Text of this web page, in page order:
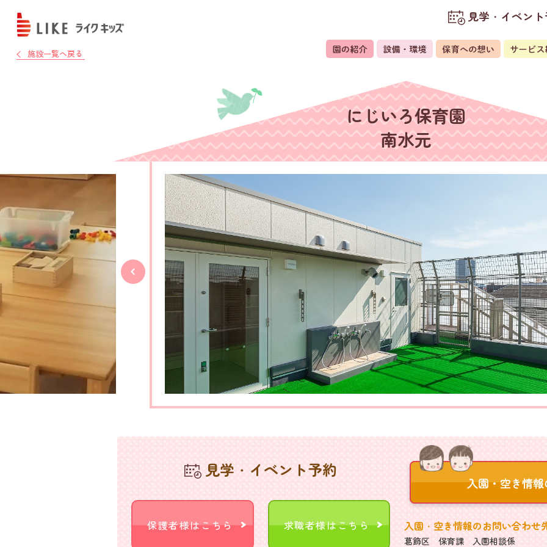
施設一覧へ戻る
見学・イベン
にじいろ保育園
南水元
見学・イベント予約
保護者様はこちら 求職者様はこちら 入園・空き情報のお問い合わせ
葛飾区 保育課 入園相談係